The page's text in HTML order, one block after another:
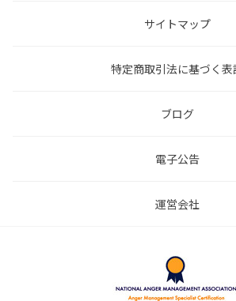
サイトマップ
特定商取引法に基づく表
ブログ
電子公告
運営会社